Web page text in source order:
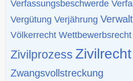
Verfassungsbeschwerde
Vergütung Verjährung
Völkerrecht Wettbewerbsrecht
Zivilprozess Zivilrecht
Zwangsvollstreckung